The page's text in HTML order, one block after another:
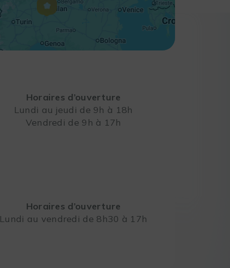
Horaires d’ouverture
Lundi au jeudi de 9h à 18h
Vendredi de 9h à 17h
Horaires d’ouverture
Lundi au vendredi de 8h30 à 17h